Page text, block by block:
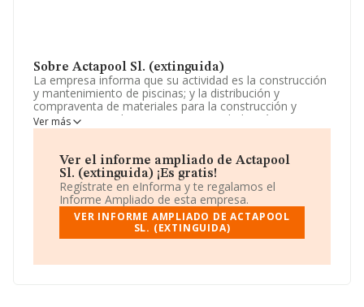
Sobre Actapool Sl. (extinguida)
La empresa informa que su actividad es la construcción
y mantenimiento de piscinas; y la distribución y
compraventa de materiales para la construcción y
mantenimiento de piscinas. La sociedad está inscrita en
el Registro Mercantil como Sociedad Limitada. Su CNAE
construcción especializada n.c.o.p.'. La compañía no
tiene actividad en mercados exteriores.
Ha contado con el mismo número de profesionales y
teniendo en cuenta la información disponible en
INFORMA, ha dispuesto de un número de empleados
por encima de la media de sector.
El correo electrónico esjuanmiguel@gespime.es.
Ver más
Ver el informe ampliado de Actapool
Sl. (extinguida) ¡Es gratis!
Regístrate en eInforma y te regalamos el
Informe Ampliado de esta empresa.
VER INFORME AMPLIADO DE ACTAPOOL
SL. (EXTINGUIDA)